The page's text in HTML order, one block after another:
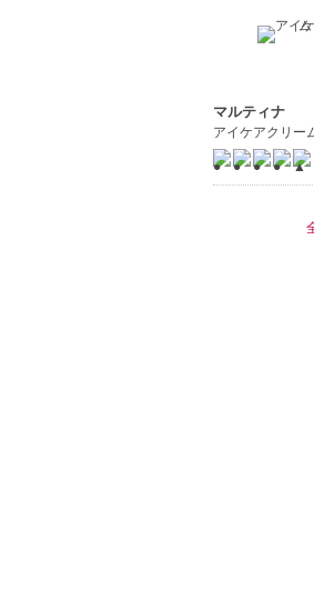
マルティナ
アイケアクリー